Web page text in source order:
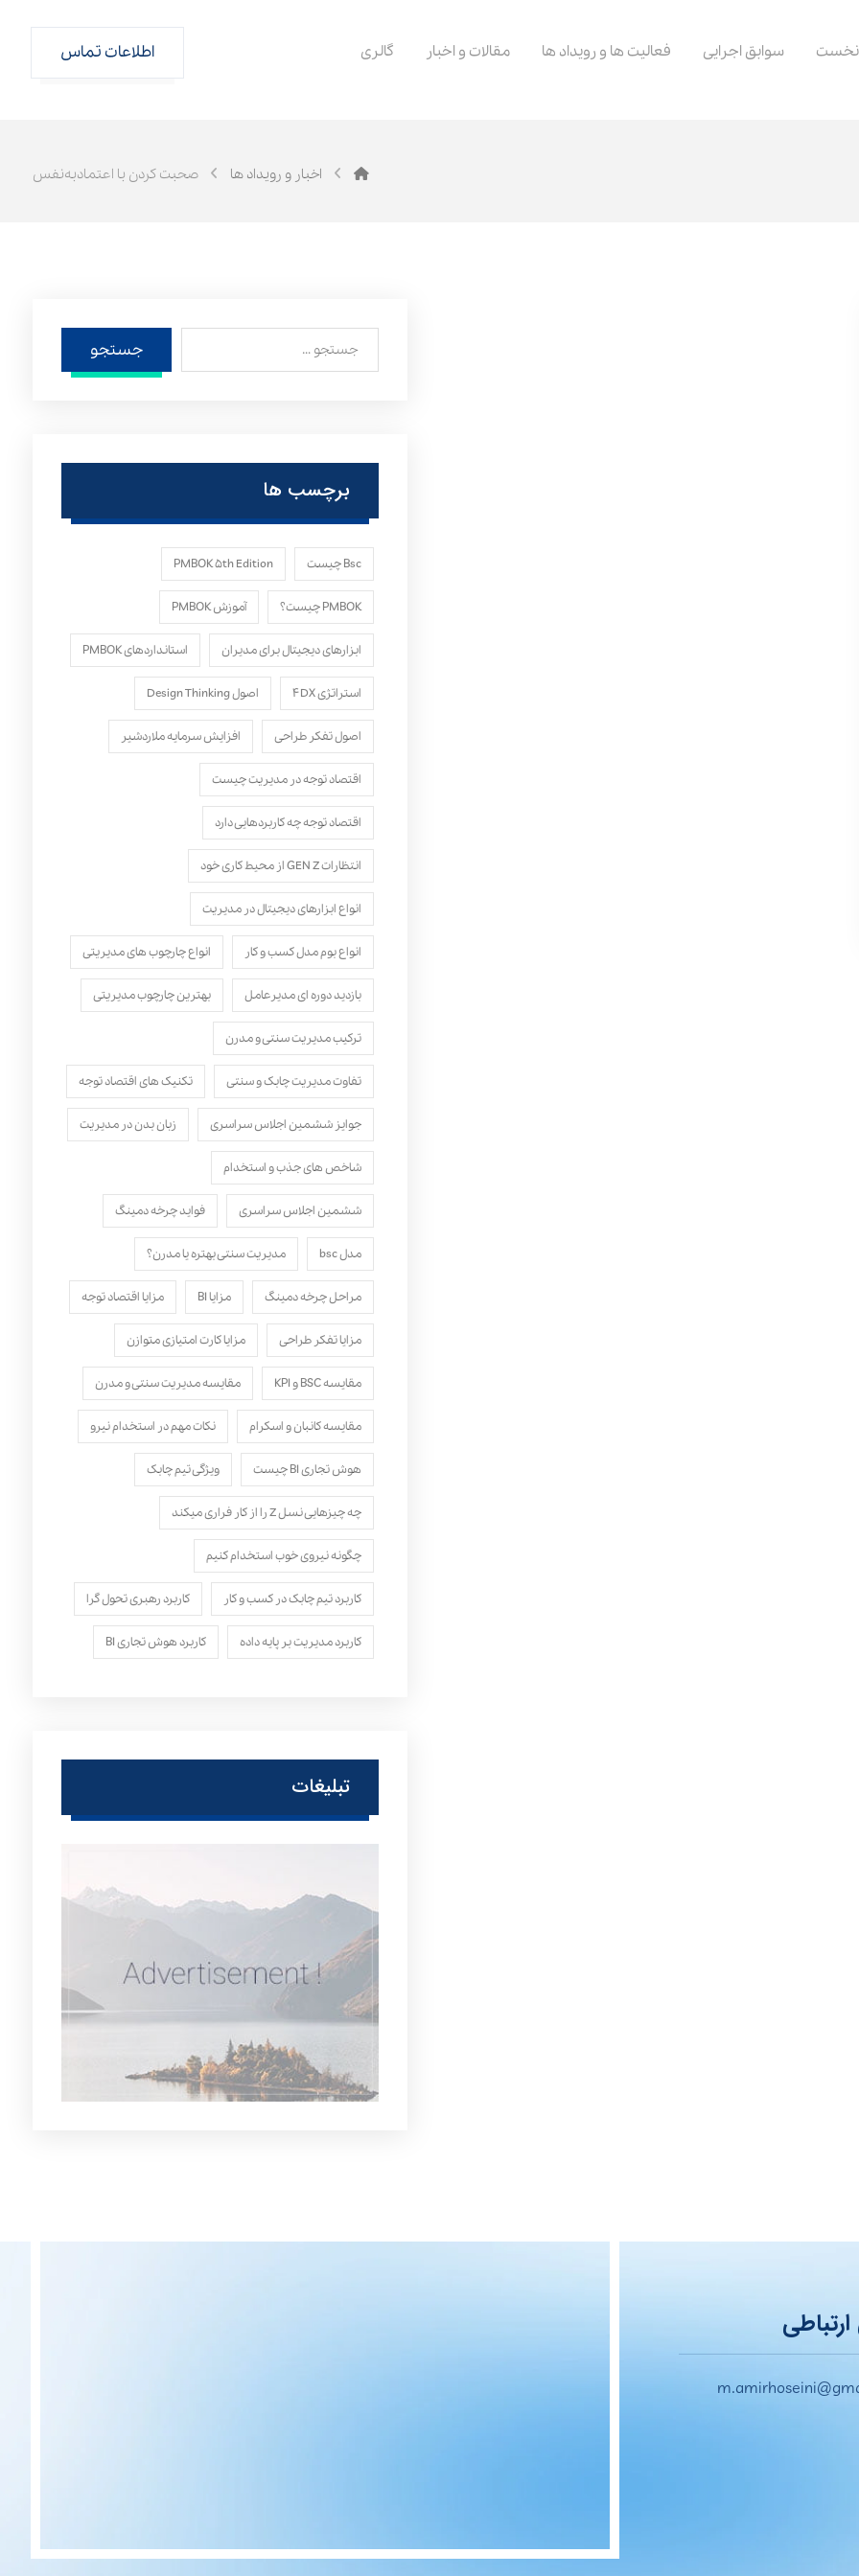
سوابق اجرایی فعالیت ها و رویداد ها مقالات و اخبار گالری اطلاعات تماس
اخبار و رویداد ها صحبت کردن با اعتمادبه‌نفس
جستجو
برچسب ها
Bsc چیست PMBOK ۵th Edition
PMBOK چیست؟ آموزش PMBOK
ابزارهای دیجیتال برای مدیران استانداردهای PMBOK
استراتژی ۴DX اصول Design Thinking
اصول تفکر طراحی افزایش سرمایه ملاردشیر
اقتصاد توجه در مدیریت چیست
اقتصاد توجه چه کاربردهایی دارد
انتظارات GEN Z از محیط کاری خود
انواع ابزارهای دیجیتال در مدیریت
انواع بوم مدل کسب‌ و کار انواع چارچوب های مدیریتی
بازدید دوره ای مدیرعامل بهترین چارچوب مدیریتی
ترکیب مدیریت سنتی و مدرن
تفاوت مدیریت چابک و سنتی تکنیک های اقتصاد توجه
جوایز ششمین اجلاس سراسری زبان بدن در مدیریت
شاخص های جذب و استخدام
ششمین اجلاس سراسری فواید چرخه دمینگ
مدل bsc مدیریت سنتی بهتره یا مدرن؟
مراحل چرخه دمینگ مزایا BI مزایا اقتصاد توجه
مزایا تفکر طراحی مزایا کارت امتیازی متوازن
مقایسه BSC و KPI مقایسه مدیریت سنتی و مدرن
مقایسه کانبان و اسکرام نکات مهم در استخدام نیرو
هوش تجاری BI چیست ویژگی تیم چابک
چه چیزهایی نسل Z را از کار فراری میکند
چگونه نیروی خوب استخدام کنیم
کاربرد تیم چابک در کسب و کار کاربرد رهبری تحول‌ گرا
کاربرد مدیریت بر پایه داده کاربرد هوش تجاری BI
تبلیغات